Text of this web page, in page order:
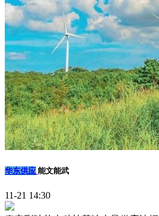
华东供应 能文能武
11-21 14:30